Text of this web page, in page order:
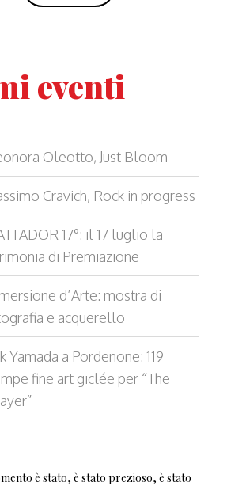
eventi
Oleotto, Just Bloom
Cravich, Rock in progress
17°: il 17 luglio la
di Premiazione
d’Arte: mostra di
e acquerello
Yamada a Pordenone: 119
fine art giclée per “The
è stato, è stato prezioso, è stato